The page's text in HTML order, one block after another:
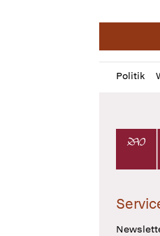
Politik
Profil
öffnen
Daz
Pur